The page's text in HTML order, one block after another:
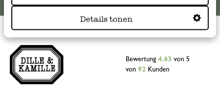
Details tonen
Bewertung 4.63 von 5
von 92 Kunden